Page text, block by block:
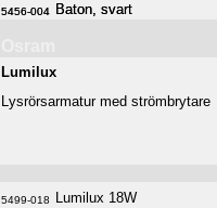
5456-004 Baton, svart
5456-004 Baton, svart
Lumilux
Lysrörsarmatur med strömbrytare
5499-018 Lumilux 18W